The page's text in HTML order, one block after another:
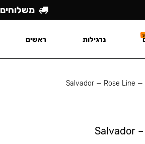
Salvador — Rose Line —
Salvador
משלוחים
נרגילות ראשים